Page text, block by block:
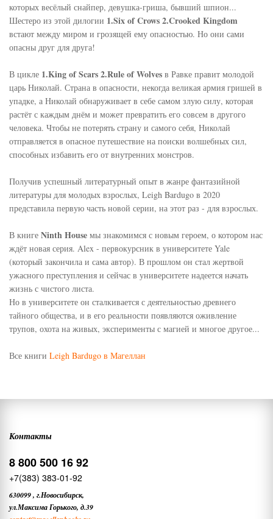
которых весёлый снайпер, девушка-гриша, бывший шпион...
Шестеро из этой дилогии 1.Six of Crows 2.Crooked Kingdom
встают между миром и грозящей ему опасностью. Но они сами
опасны друг для друга!
В цикле 1.King of Scars 2.Rule of Wolves в Равке правит молодой
царь Николай. Страна в опасности, некогда великая армия гришей в
упадке, а Николай обнаруживает в себе самом злую силу, которая
растёт с каждым днём и может превратить его совсем в другого
человека. Чтобы не потерять страну и самого себя, Николай
отправляется в опасное путешествие на поиски волшебных сил,
способных избавить его от внутренних монстров.
Получив успешный литературный опыт в жанре фантазийной
литературы для молодых взрослых, Leigh Bardugo в 2020
представила первую часть новой серии, на этот раз - для взрослых.
В книге Ninth House мы знакомимся с новым героем, о котором нас
ждёт новая серия. Alex - первокурсник в университете Yale
(который закончила и сама автор). В прошлом он стал жертвой
ужасного преступления и сейчас в университете надеется начать
жизнь с чистого листа.
Но в университете он сталкивается с деятельностью древнего
тайного общества, и в его реальности появляются оживление
трупов, охота на живых, эксперименты с магией и многое другое...
Все книги Leigh Bardugo в Магеллан
Контакты
8 800 500 16 92
+7(383) 383-01-92
630099, г.Новосибирск,
ул.Максима Горького, д.39